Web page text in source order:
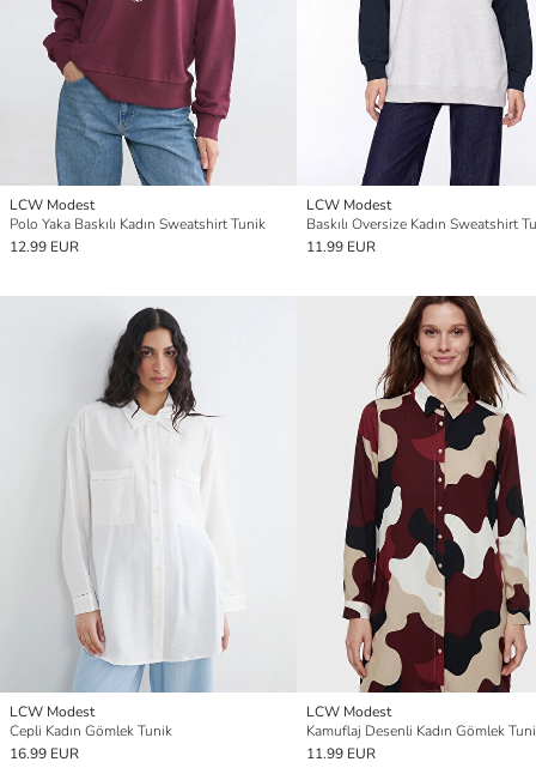
LCW Modest
Polo Yaka Baskılı Kadın Sweatshirt Tunik
12.99 EUR
LCW Modest
Baskılı Oversize Kadın Sweatshirt
11.99 EUR
LCW Modest
Cepli Kadın Gömlek Tunik
16.99 EUR
LCW Modest
Kamuflaj Desenli Kadın Gömlek
11.99 EUR